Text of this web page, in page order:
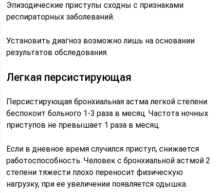
Эпизодические приступы сходны с признаками
респираторных заболеваний.
Установить диагноз возможно лишь на основании
результатов обследования.
Легкая персистирующая
Персистирующая бронхиальная астма легкой степени
беспокоит больного 1-3 раза в месяц. Частота ночных
приступов не превышает 1 раза в месяц.
Если в дневное время случился приступ, снижается
работоспособность. Человек с бронхиальной астмой 2
степени тяжести плохо переносит физическую
нагрузку, при ее увеличении появляется одышка.